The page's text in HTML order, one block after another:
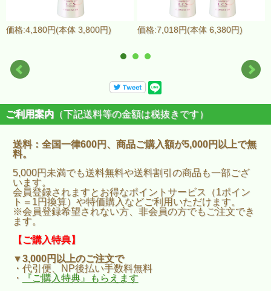
価格:4,180円(本体 3,800円) 価格:7,018円(本体 6,380円)
ご利用案内 （下記送料等の金額は税抜きです）
送料：全国一律600円、商品ご購入額が5,000円以上で無
料。
5,000円未満でも送料無料や送料割引の商品も一部ござ
います。
会員登録されますとお得なポイントサービス（1ポイン
ト＝1円換算）や特価購入などご利用いただけます。
※会員登録希望されない方、非会員の方でもご注文でき
ます。
【ご購入特典】
▼3,000円以上のご注文で
・代引便、NP後払い手数料無料
・
『ご購入特典』もらえます